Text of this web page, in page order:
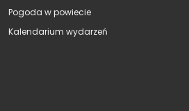
Pogoda w powiecie
Kalendarium wydarzeń